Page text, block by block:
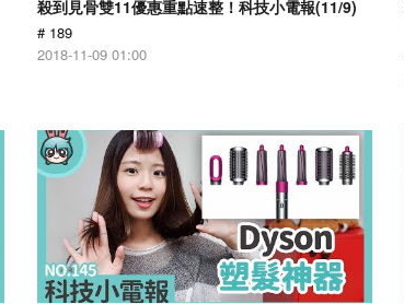
殺到見骨雙11優惠重點速整！科技小電報(11/9)
# 189
2018-11-09 01:00